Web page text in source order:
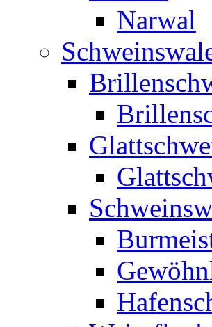
Narwal